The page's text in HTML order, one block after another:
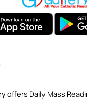
offers Daily Mass